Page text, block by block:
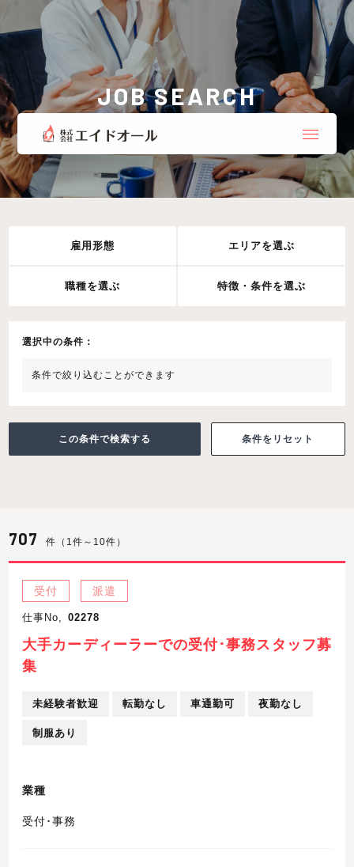
JOB SEARCH
雇用形態 エリアを選ぶ
職種を選ぶ 特徴・条件を選ぶ
選択中の条件：
条件で絞り込むことができます
条件をリセット
707 件（1件～10件）
受付 派遣
仕事No, 02278
大手カーディーラーでの受付･事務スタッフ募
集
未経験者歓迎 転勤なし 車通勤可 夜勤なし
制服あり
業種
受付･事務